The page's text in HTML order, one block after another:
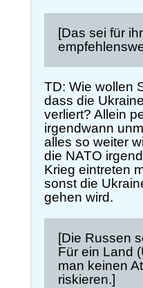
[Das sei für
TD: Wie wollen
dass die
verliert? Allein
irgendwann
alles so weiter
die NATO
Krieg eintreten
sonst die
gehen wird.
[Die Russen
Für ein Land
man keinen
riskieren.]